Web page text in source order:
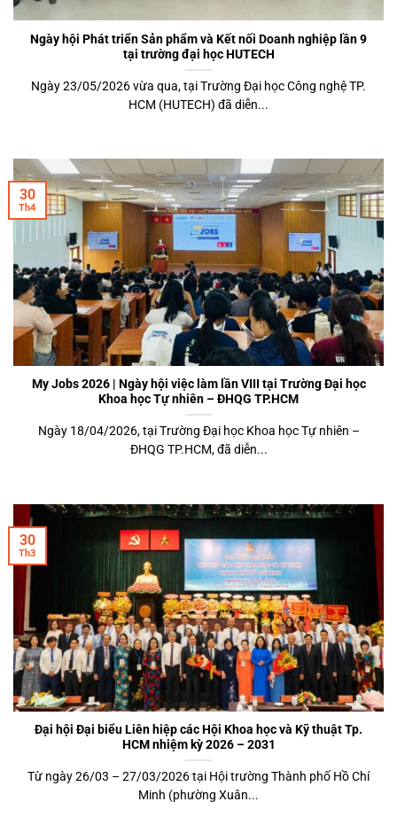
Ngày hội Phát triển Sản phẩm và Kết nối Doanh nghiệp lần 9
tại trường đại học HUTECH
Ngày 23/05/2026 vừa qua, tại Trường Đại học Công nghệ TP.
HCM (HUTECH) đã diễn...
My Jobs 2026 | Ngày hội việc làm lần VIII tại Trường Đại học
Khoa học Tự nhiên – ĐHQG TP.HCM
Ngày 18/04/2026, tại Trường Đại học Khoa học Tự nhiên –
ĐHQG TP.HCM, đã diễn...
30
Th4
Đại hội Đại biểu Liên hiệp các Hội Khoa học và Kỹ thuật Tp.
HCM nhiệm kỳ 2026 – 2031
Từ ngày 26/03 – 27/03/2026 tại Hội trường Thành phố Hồ Chí
Minh (phường Xuân...
30
Th3